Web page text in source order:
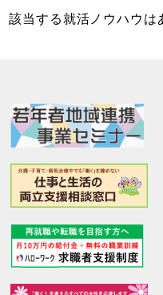
該当する就活ノウハウは